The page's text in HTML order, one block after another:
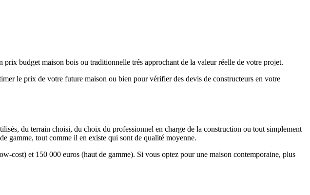
budget maison bois ou traditionnelle trés approchant de la valeur réelle de votre projet.
le prix de votre future maison ou bien pour vérifier des devis de constructeurs en votre
du terrain choisi, du choix du professionnel en charge de la construction ou tout simplement
gamme, tout comme il en existe qui sont de qualité moyenne.
cost) et 150 000 euros (haut de gamme). Si vous optez pour une maison contemporaine, plus